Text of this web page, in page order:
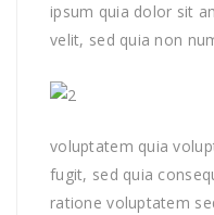
ipsum quia dolor sit
velit, sed quia non
voluptatem quia
fugit, sed quia
ratione voluptatem